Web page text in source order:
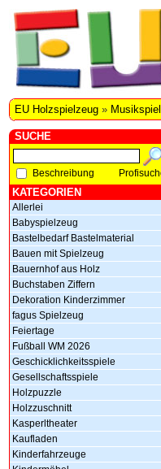
EU Holzspielzeug »
SUCHE
Beschreibung
KATEGORIEN
Allerlei
Babyspielzeug
Bastelbedarf Bastelmaterial
Bauen mit Spielzeug
Bauernhof aus Holz
Buchstaben Ziffern
Dekoration Kinderzimmer
fagus Spielzeug
Feiertage
Fußball WM 2026
Geschicklichkeitsspiele
Gesellschaftsspiele
Holzpuzzle
Holzzuschnitt
Kasperltheater
Kaufladen
Kinderfahrzeuge